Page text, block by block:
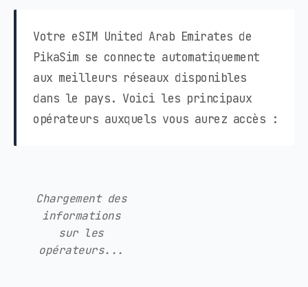
Votre eSIM United Arab Emirates de
PikaSim se connecte automatiquement
aux meilleurs réseaux disponibles
dans le pays. Voici les principaux
opérateurs auxquels vous aurez accès :
Chargement des
informations
sur les
opérateurs...